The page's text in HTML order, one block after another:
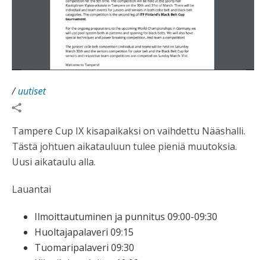
/uutiset
Tampere Cup IX kisapaikaksi on vaihdettu Nääshalli.
Tästä johtuen aikatauluun tulee pieniä muutoksia.
Uusi aikataulu alla.
Lauantai
Ilmoittautuminen ja punnitus 09:00-09:30
Huoltajapalaveri 09:15
Tuomaripalaveri 09:30